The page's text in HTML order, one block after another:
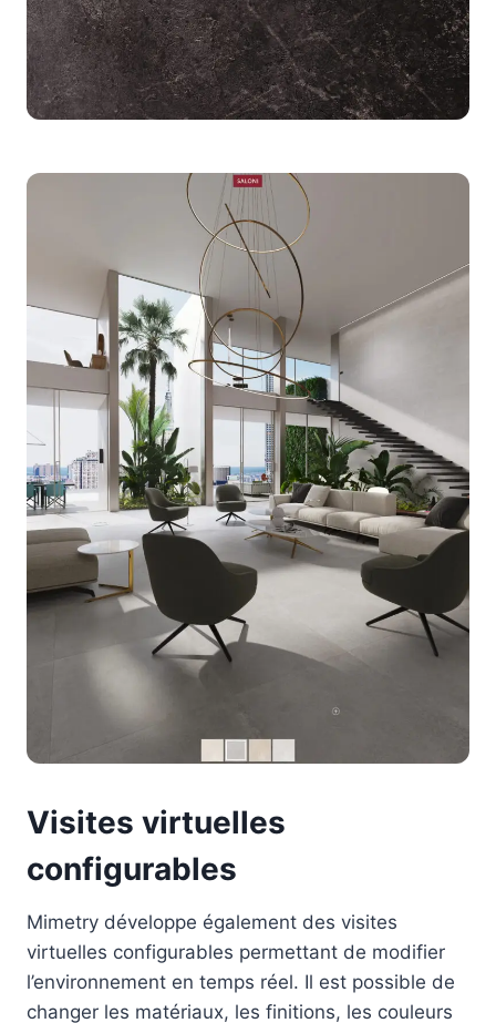
Visites virtuelles
configurables
Mimetry développe également des visites
virtuelles configurables permettant de modifier
l’environnement en temps réel. Il est possible de
changer les matériaux, les finitions, les couleurs